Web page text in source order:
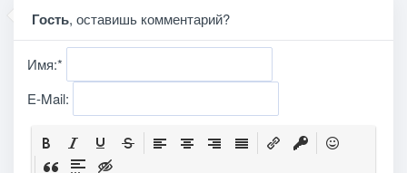
Гость, оставишь комментарий?
Имя:*
E-Mail: